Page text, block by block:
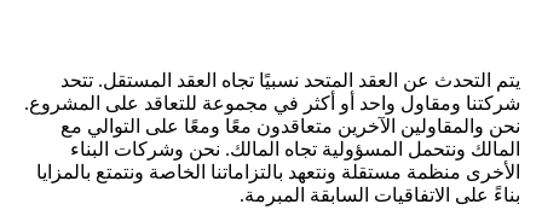
يتم التحدث عن العقد المتحد نسبيًا تجاه العقد المستقل. تتحد
شركتنا ومقاول واحد أو أكثر في مجموعة للتعاقد على المشروع.
نحن والمقاولين الآخرين متعاقدون معًا ومعًا على التوالي مع
المالك ونتحمل المسؤولية تجاه المالك. نحن وشركات البناء
الأخرى منظمة مستقلة ونتعهد بالتزاماتنا الخاصة ونتمتع بالمزايا
بناءً على الاتفاقيات السابقة المبرمة.